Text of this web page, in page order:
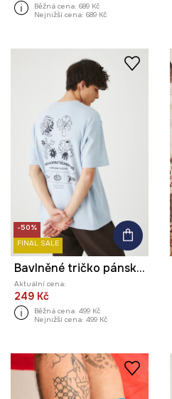
Běžná cena: 689 Kč
Nejnižší cena: 689 Kč
-50%
FINAL SALE
Bavlněné tričko pánské interlock modrá barva
Aktuální cena:
249 Kč
Běžná cena: 499 Kč
Nejnižší cena: 499 Kč